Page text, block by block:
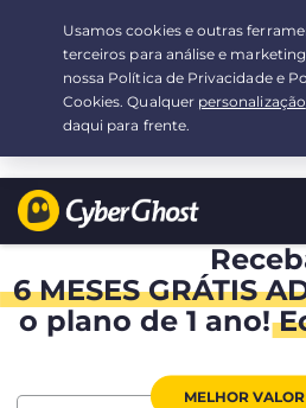
Sua escolha:a melhor ofertapor
6 MESES GRÁTIS
o plano de 1 ano!
MELHOR